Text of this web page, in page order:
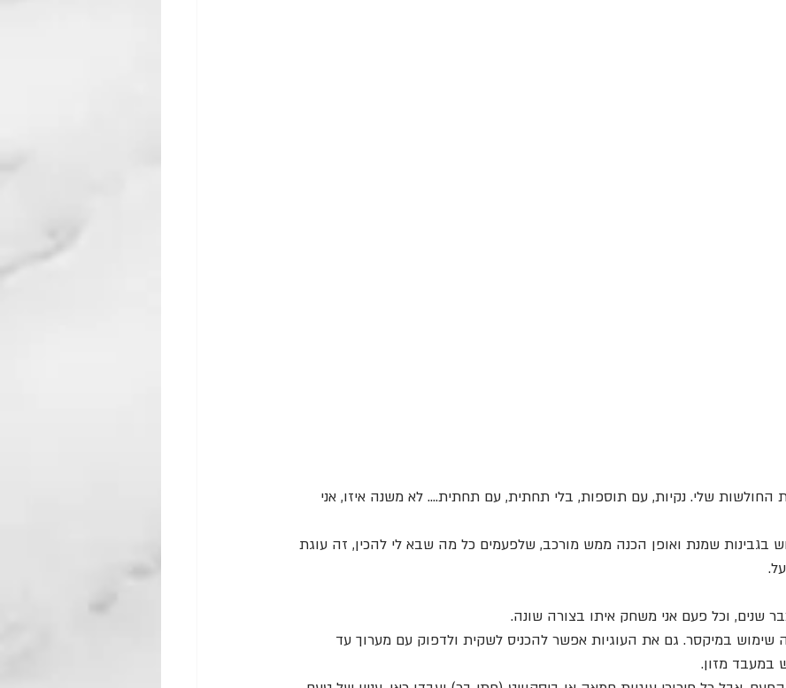
החולשות שלי. נקיות, עם תוספות, בלי תחתית, עם תחתית.... לא משנה איזו, אני
בגבינות שמנת ואופן הכנה ממש מורכב, שלפעמים כל מה שבא לי להכין, זה עוגת
שנים, וכל פעם אני משחק איתו בצורה שונה.
שימוש במיקסר. גם את העוגיות אפשר להכניס לשקית ולדפוק עם מערוך עד
במעבד מזון.